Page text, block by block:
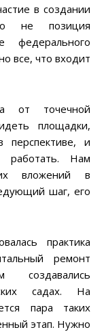
в создании
не позиция
федерального
все, что входит
от точечной
площадки,
перспективе, и
работать. Нам
вложений в
шаг, его
практика
ремонт
садах. На
пара таких
этап. Нужно